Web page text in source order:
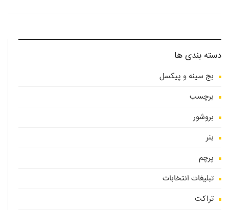
دسته بندی ها
بج سینه و پیکسل
برچسب
بروشور
بنر
پرچم
تبلیغات انتخابات
تراکت